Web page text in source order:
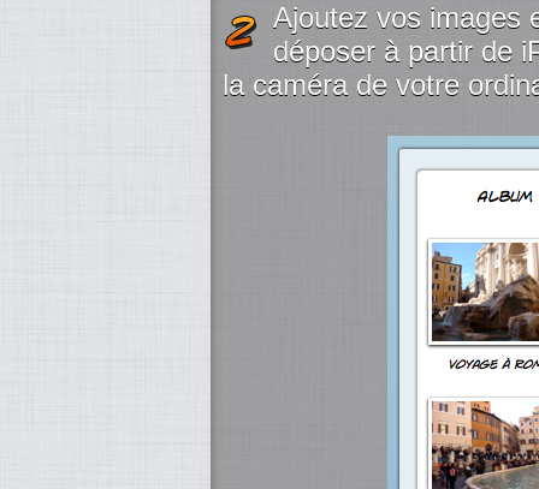
Ajoutez vos images
déposer à partir de
la caméra de votre